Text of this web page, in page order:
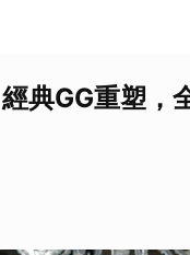
典GG重塑，